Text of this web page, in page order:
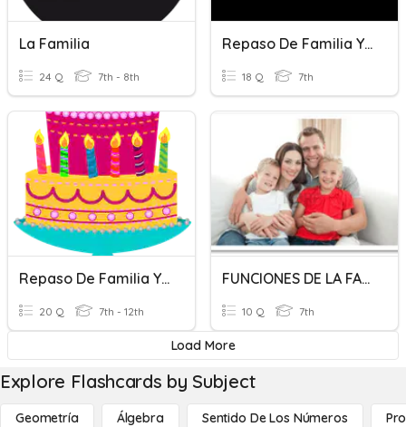
La Familia
24 Q 7th - 8th
Repaso De Familia Y Adjetivos
18 Q 7th
Repaso De Familia Y Fiestas
20 Q 7th - 12th
FUNCIONES DE LA FAMILIA
10 Q 7th
Load More
Explore Flashcards by Subject
Geometría Álgebra Sentido De Los Números